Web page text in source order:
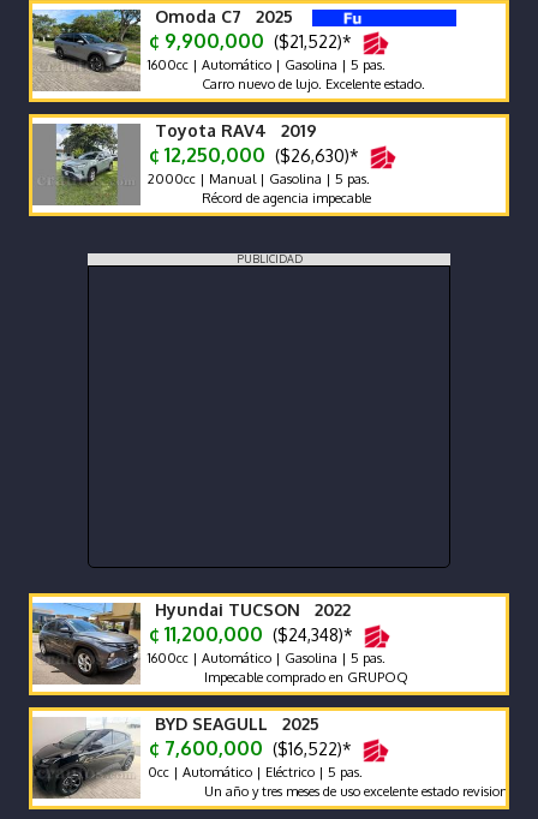
Omoda C7 2025
¢ 9,900,000 ($21,522)*
1600cc | Automático | Gasolina | 5 pas.
Carro nuevo de lujo. Excelente estado.
Toyota RAV4 2019
¢ 12,250,000 ($26,630)*
2000cc | Manual | Gasolina | 5 pas.
Récord de agencia impecable
PUBLICIDAD
Hyundai TUCSON 2022
¢ 11,200,000 ($24,348)*
1600cc | Automático | Gasolina | 5 pas.
Impecable comprado en GRUPOQ
BYD SEAGULL 2025
¢ 7,600,000 ($16,522)*
0cc | Automático | Eléctrico | 5 pas.
Un año y tres meses de uso excelente estado revision reciente